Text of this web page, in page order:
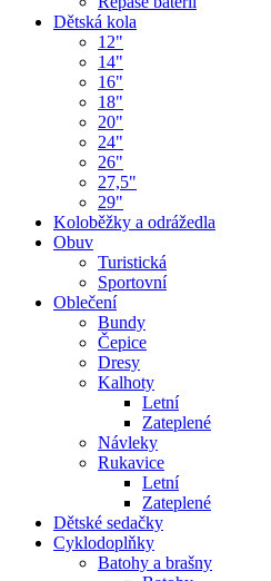
Dětská kola
12"
14"
16"
18"
20"
24"
26"
27,5"
29"
Koloběžky a odrážedla
Obuv
Turistická
Sportovní
Oblečení
Bundy
Čepice
Dresy
Kalhoty
Letní
Zateplené
Návleky
Rukavice
Letní
Zateplené
Dětské sedačky
Cyklodoplňky
Batohy a brašny